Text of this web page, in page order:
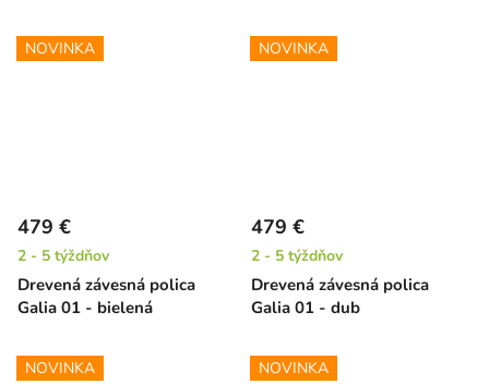
NOVINKA
Drevená závesná polica
Galia 01 - bielená
479 €
2 - 5 týždňov
NOVINKA
Drevená závesná polica
Galia 01 - dub
479 €
2 - 5 týždňov
NOVINKA NOVINKA